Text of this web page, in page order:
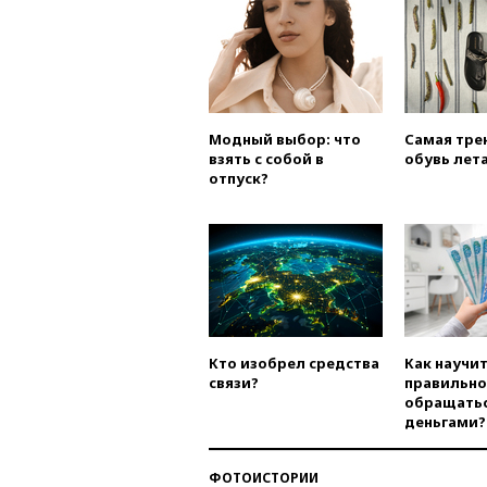
Модный выбор: что
взять с собой в
отпуск?
Самая
обувь
Кто изобрел средства
связи?
Как
правильно
деньгами?
ФОТОИСТОРИИ